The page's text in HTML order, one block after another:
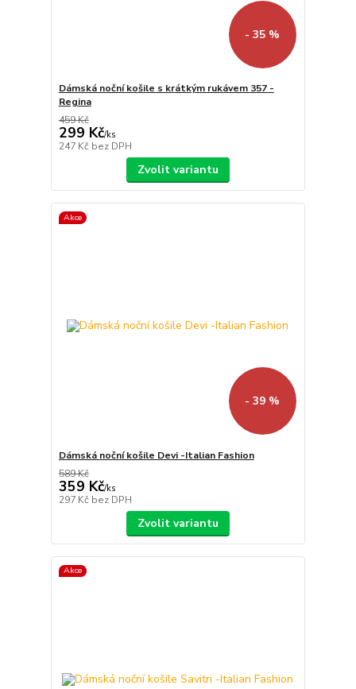
- 35 %
Dámská noční košile s krátkým rukávem 357 -
Regina
459 Kč
299 Kč/ks
247 Kč bez DPH
Zvolit variantu
Akce
- 39 %
Dámská noční košile Devi -Italian Fashion
589 Kč
359 Kč/ks
297 Kč bez DPH
Zvolit variantu
Akce